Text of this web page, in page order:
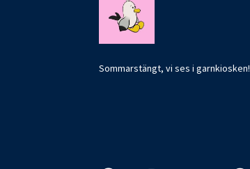
Sommarstängt, vi ses i garnkiosken!